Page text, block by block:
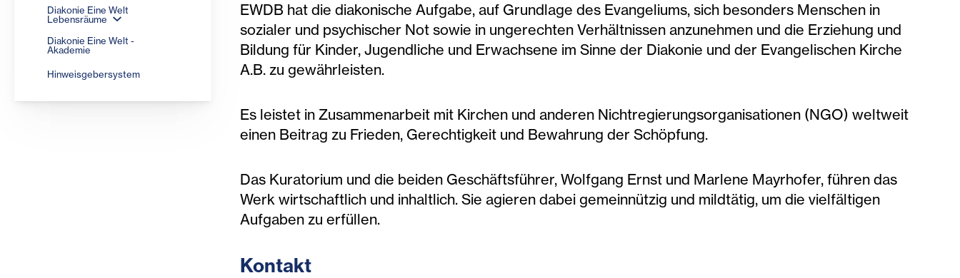
Diakonie Eine Welt
Lebensräume
Diakonie Eine Welt -
Akademie
Hinweisgebersystem
EWDB hat die diakonische Aufgabe, auf Grundlage des Evangeliums, sich besonders Menschen in
sozialer und psychischer Not sowie in ungerechten Verhältnissen anzunehmen und die Erziehung und
Bildung für Kinder, Jugendliche und Erwachsene im Sinne der Diakonie und der Evangelischen Kirche
A.B. zu gewährleisten.
Es leistet in Zusammenarbeit mit Kirchen und anderen Nichtregierungsorganisationen (NGO) weltweit
einen Beitrag zu Frieden, Gerechtigkeit und Bewahrung der Schöpfung.
Das Kuratorium und die beiden Geschäftsführer, Wolfgang Ernst und Marlene Mayrhofer, führen das
Werk wirtschaftlich und inhaltlich. Sie agieren dabei gemeinnützig und mildtätig, um die vielfältigen
Aufgaben zu erfüllen.
Kontakt